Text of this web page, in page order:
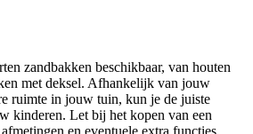
zandbakken beschikbaar, van houten
met deksel. Afhankelijk van jouw
ruimte in jouw tuin, kun je de juiste
kinderen. Let bij het kopen van een
en eventuele extra functies